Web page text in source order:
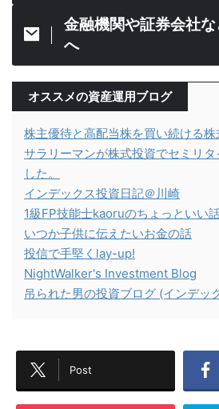
金融機関や証券会社
へ
オススメの資産運用ブログ
株主優待と高配当株を買い続ける
サラリーマンが株式投資でセミリ
した。
インデックス投資日記＠川崎
1級FP技能士kaoruのちょっといい
いつか子供に伝えたいお金の話
投信で手堅くlay-up!
NightWalker's Investment Blog
吊られた男の投資ブログ (インデッ
Post